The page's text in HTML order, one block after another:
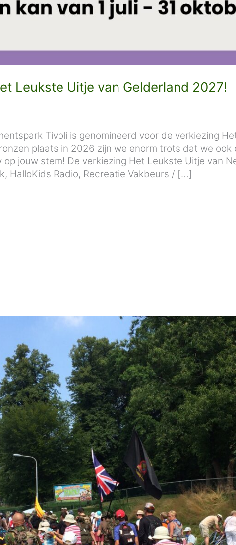
Leukste Uitje van Gelderland 2027!
Tivoli is genomineerd voor de verkiezing
plaats in 2026 zijn we enorm trots dat we ook
op jouw stem! De verkiezing Het Leukste Uitje van
HalloKids Radio, Recreatie Vakbeurs / […]